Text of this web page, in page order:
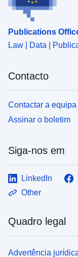
Publications
Law | Data |
Contacto
Contactar a
Assinar o boletim
Siga-nos em
LinkedIn
Other
Quadro legal
Advertência